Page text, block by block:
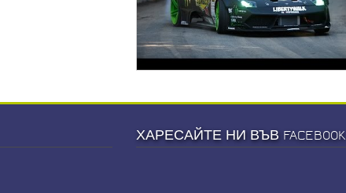
ХАРЕСАЙТЕ НИ ВЪВ FACEBOOK